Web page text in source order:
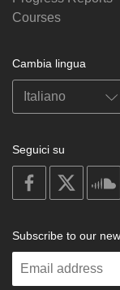
Courses
Cambia lingua
Seguici su
on
facebook
Subscribe to our
Enter